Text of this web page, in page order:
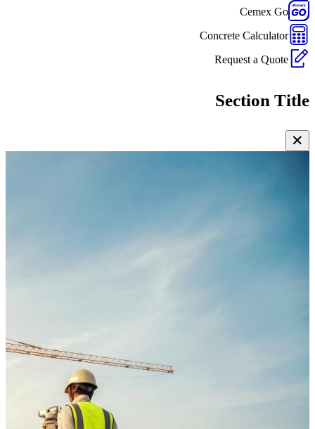
Cemex Go
Concrete Calculator
Request a Quote
Section Title
✕